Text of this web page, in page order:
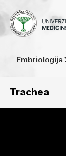
Embriologija
Trachea